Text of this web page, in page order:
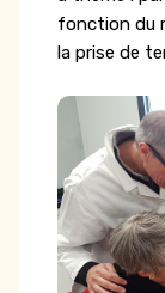
fonction du
la prise de